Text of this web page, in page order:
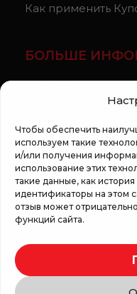
Чтобы обеспечить
используем такие
и/или получения
использование этих
такие данные, как
идентификаторы на этом
отзыв может
функций сайта.
Как применить
БОЛЬШЕ
Регламент
Все